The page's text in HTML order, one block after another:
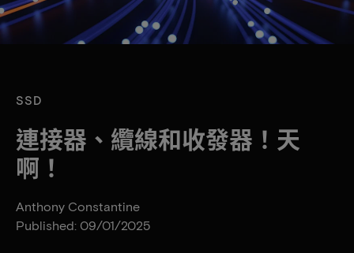
SSD
連接器、纜線和收發器！天
啊！
Anthony Constantine
Published: 09/01/2025